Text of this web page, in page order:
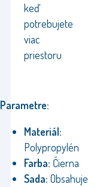
keď
potrebujete
viac
priestoru
Parametre:
Materiál:
Polypropylén
Farba: Čierna
Sada: Obsahuje